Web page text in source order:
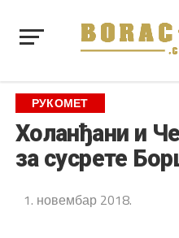
РУКОМЕТ
Холанђани и
за сусрете
1. новембар 2018.